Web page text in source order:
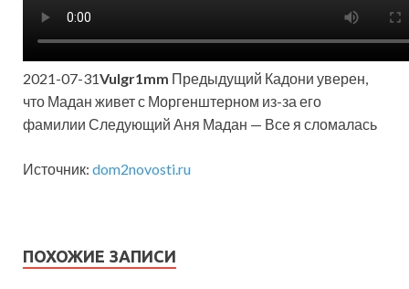
2021-07-31Vulgr1mm Предыдущий Кадони уверен,
что Мадан живет с Моргенштерном из-за его
фамилии Следующий Аня Мадан — Все я сломалась
Источник: dom2novosti.ru
ПОХОЖИЕ ЗАПИСИ